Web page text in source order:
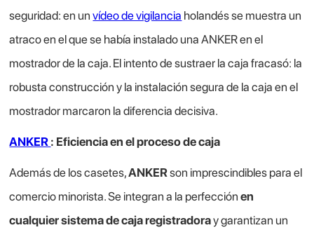
seguridad: en unvídeo de vigilancia holandés se muestra un
atraco en el que se había instalado una ANKER en el
mostrador de la caja. El intento de sustraer la caja fracasó: la
robusta construcción y la instalación segura de la caja en el
mostrador marcaron la diferencia decisiva.
ANKER : Eficiencia en el proceso de caja
Además de los casetes,ANKERson imprescindibles para el
comercio minorista. Se integran a la perfecciónen
cualquier sistema de caja registradoray garantizan un